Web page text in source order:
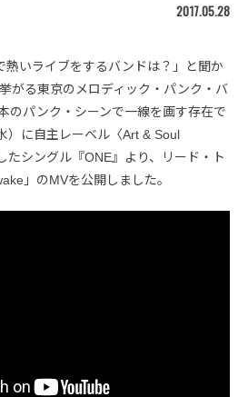
2017.05.28
熱いライブをするバンドは？」と聞か
がる東京のメロディック・パンク・バ
のパンク・シーンで一線を画す存在で
）に自主レーベル〈Art & Soul
たシングル『ONE』より、リード・ト
」のMVを公開しました。